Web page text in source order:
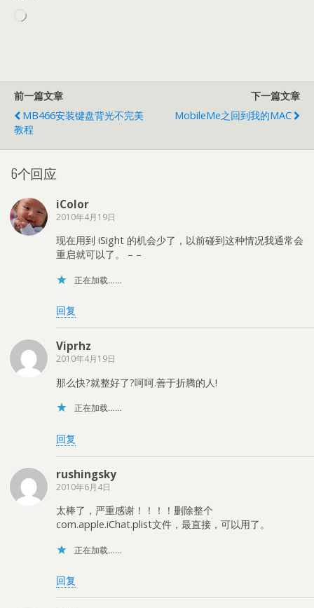
正
前一篇文章
MB466安装键盘背光不完美
教程
下一篇文章
MobileMe之回到我的MAC
6个回应
iColor
2010年4月19日
现在用到 iSight 的机会少了，以前碰到这种情况我通常会
重启就可以了。 – –
正在加载……
回复
Viprhz
2010年4月19日
那么快?就整好了?呵呵.善于折腾的人!
正在加载……
回复
rushingsky
2010年6月4日
太棒了，严重感谢！！！！删除整个
com.apple.iChat.plist文件，最直接，可以用了。
正在加载……
回复